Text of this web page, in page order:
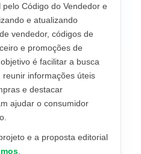
Código do Vendedor e
e atualizando
vendedor, códigos de
e promoções de
é facilitar a busca
informações úteis
e destacar
ajudar o consumidor
e a proposta editorial